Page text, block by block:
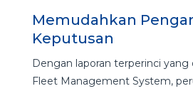
Memudahkan
Keputusan
Dengan laporan terperinci yang
Fleet Management System,